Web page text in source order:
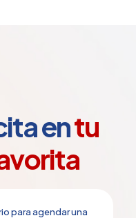
entu
para agendar una